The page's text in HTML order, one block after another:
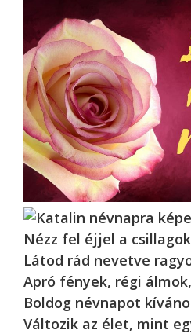
Nézz fel éjjel a
Látod rád nevetve
Apró fények, régi álmok,
Boldog névnapot
Változik az élet, mint